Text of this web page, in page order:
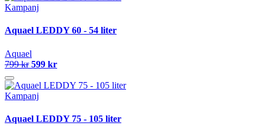
Kampanj
Aquael LEDDY 60 - 54 liter
Aquael
799 kr 599 kr
Kampanj
Aquael LEDDY 75 - 105 liter